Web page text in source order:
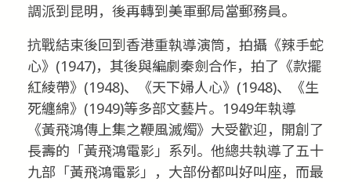
調派到昆明，後再轉到美軍郵局當郵務員。
抗戰結束後回到香港重執導演筒，拍攝《辣手蛇
心》(1947)，其後與編劇秦劍合作，拍了《款擺
紅綾帶》(1948)、《天下婦人心》(1948)、《生
死纏綿》(1949)等多部文藝片。1949年執導
《黃飛鴻傳上集之鞭風滅燭》大受歡迎，開創了
長壽的「黃飛鴻電影」系列。他總共執導了五十
九部「黃飛鴻電影」，大部份都叫好叫座，而最